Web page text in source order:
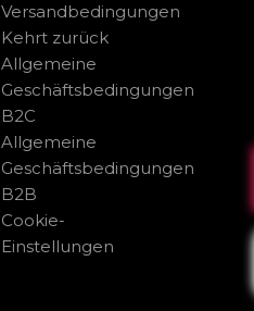
Versandbedingungen
Kehrt zurück
Allgemeine
Geschäftsbedingungen
B2C
Allgemeine
Geschäftsbedingungen
B2B
Cookie-
Einstellungen